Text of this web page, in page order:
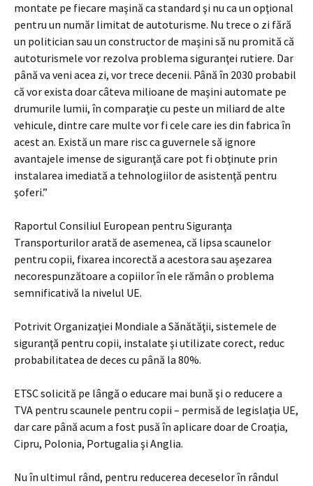
montate pe fiecare maşină ca standard şi nu ca un opţional
pentru un număr limitat de autoturisme. Nu trece o zi fără
un politician sau un constructor de maşini să nu promită că
autoturismele vor rezolva problema siguranţei rutiere. Dar
până va veni acea zi, vor trece decenii. Până în 2030 probabil
că vor exista doar câteva milioane de maşini automate pe
drumurile lumii, în comparaţie cu peste un miliard de alte
vehicule, dintre care multe vor fi cele care ies din fabrica în
acest an. Există un mare risc ca guvernele să ignore
avantajele imense de siguranţă care pot fi obţinute prin
instalarea imediată a tehnologiilor de asistenţă pentru
şoferi.”
Raportul Consiliul European pentru Siguranţa
Transporturilor arată de asemenea, că lipsa scaunelor
pentru copii, fixarea incorectă a acestora sau aşezarea
necorespunzătoare a copiilor în ele rămân o problema
semnificativă la nivelul UE.
Potrivit Organizaţiei Mondiale a Sănătăţii, sistemele de
siguranţă pentru copii, instalate şi utilizate corect, reduc
probabilitatea de deces cu până la 80%.
ETSC solicită pe lângă o educare mai bună şi o reducere a
TVA pentru scaunele pentru copii – permisă de legislaţia UE,
dar care până acum a fost pusă în aplicare doar de Croaţia,
Cipru, Polonia, Portugalia şi Anglia.
Nu în ultimul rând, pentru reducerea deceselor în rândul